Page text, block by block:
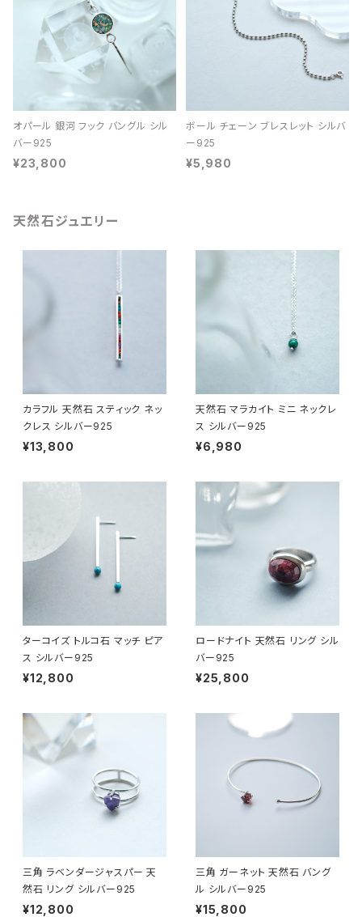
オパール 銀河 フック バングル シル
バー925
¥23,800
ボール チェーン ブレスレット シルバ
ー925
¥5,980
天然石ジュエリー
カラフル 天然石 スティック ネッ
クレス シルバー925
¥13,800
天然石 マラカイト ミニ ネックレ
ス シルバー925
¥6,980
ターコイズ トルコ石 マッチ ピア
ス シルバー925
¥12,800
ロードナイト 天然石 リング シル
バー925
¥25,800
三角 ラベンダージャスパー 天
然石 リング シルバー925
¥12,800
三角 ガーネット 天然石 バング
ル シルバー925
¥15,800